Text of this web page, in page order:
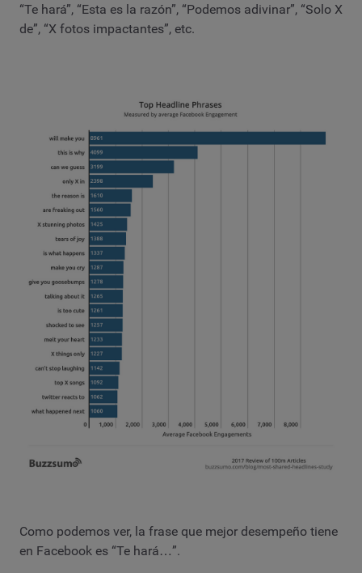
“Te hará”, “Esta es la razón”, “Podemos adivinar”, “Solo X
de”, “X fotos impactantes”, etc.
Como podemos ver, la frase que mejor desempeño tiene
en Facebook es “Te hará…”.